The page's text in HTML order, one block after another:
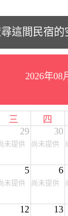
這間民宿的
2026年08
三 四
29
未提供
30
尚未提供
5
未提供
6
尚未提供
12 13